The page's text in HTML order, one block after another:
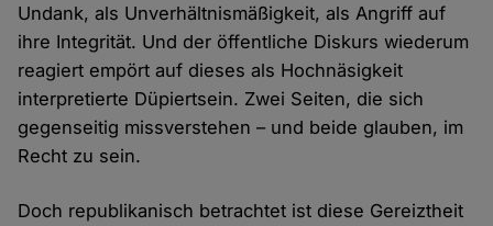
Undank, als Unverhältnismäßigkeit, als Angriff auf
ihre Integrität. Und der öffentliche Diskurs wiederum
reagiert empört auf dieses als Hochnäsigkeit
interpretierte Düpiertsein. Zwei Seiten, die sich
gegenseitig missverstehen – und beide glauben, im
Recht zu sein.
Doch republikanisch betrachtet ist diese Gereiztheit